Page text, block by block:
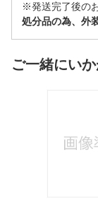
※発送完了後の
処分品の為、外
ご一緒にい